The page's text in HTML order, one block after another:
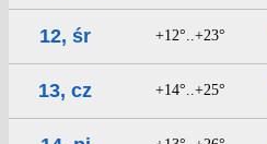
12, śr +12°..+23°
13, cz +14°..+25°